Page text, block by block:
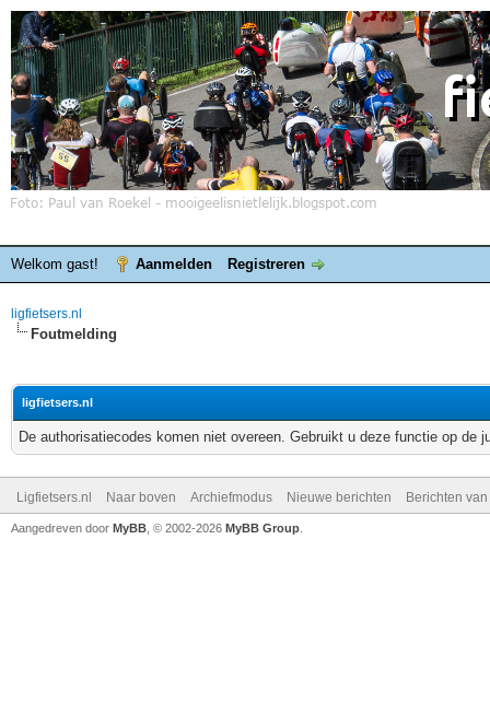
Welkom gast! Aanmelden Registreren
ligfietsers.nl
Foutmelding
ligfietsers.nl
De authorisatiecodes komen niet overeen. Gebruikt u deze functie op de
Ligfietsers.nl Naar boven Archiefmodus Nieuwe berichten Berichten
Aangedreven door MyBB , © 2002-2026 MyBB Group